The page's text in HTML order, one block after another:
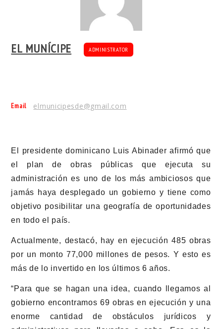
EL MUNÍCIPE ADMINISTRATOR
Email elmunicipesde@gmail.com
El presidente dominicano Luis Abinader afirmó que
el plan de obras públicas que ejecuta su
administración es uno de los más ambiciosos que
jamás haya desplegado un gobierno y tiene como
objetivo posibilitar una geografía de oportunidades
en todo el país.
Actualmente, destacó, hay en ejecución 485 obras
por un monto 77,000 millones de pesos. Y esto es
más de lo invertido en los últimos 6 años.
“Para que se hagan una idea, cuando llegamos al
gobierno encontramos 69 obras en ejecución y una
enorme cantidad de obstáculos jurídicos y